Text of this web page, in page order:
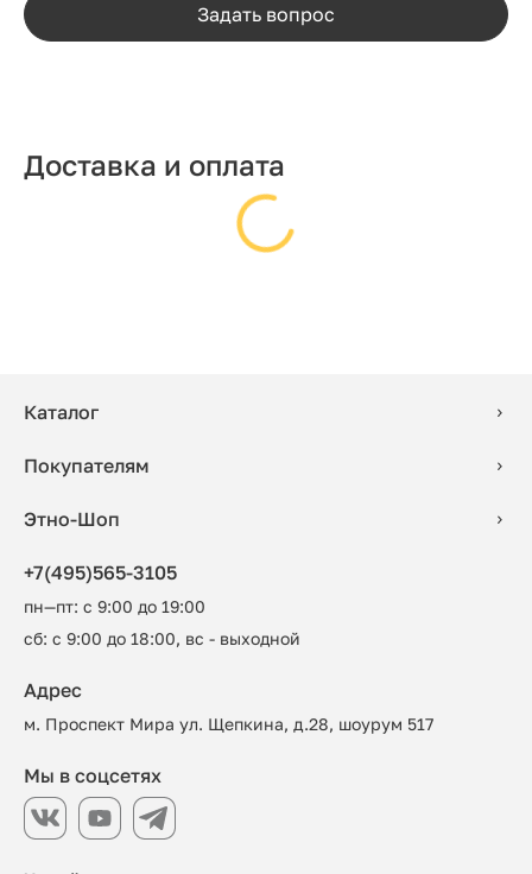
Задать вопрос
Доставка и оплата
Каталог
Покупателям
Этно-Шоп
+7(495)565-3105
пн—пт: с 9:00 до 19:00
сб: с 9:00 до 18:00, вс - выходной
Адрес
м. Проспект Мира ул. Щепкина, д.28, шоурум 517
Мы в соцсетях